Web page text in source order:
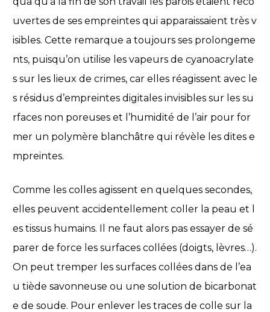
uvertes de ses empreintes qui apparaissaient très v
isibles. Cette remarque a toujours ses prolongeme
nts, puisqu’on utilise les vapeurs de cyanoacrylate
s sur les lieux de crimes, car elles réagissent avec le
s résidus d’empreintes digitales invisibles sur les su
rfaces non poreuses et l’humidité de l’air pour for
mer un polymère blanchâtre qui révèle les dites e
mpreintes.
Comme les colles agissent en quelques secondes,
elles peuvent accidentellement coller la peau et l
es tissus humains. Il ne faut alors pas essayer de sé
parer de force les surfaces collées (doigts, lèvres…).
On peut tremper les surfaces collées dans de l’ea
u tiède savonneuse ou une solution de bicarbonat
e de soude. Pour enlever les traces de colle sur la